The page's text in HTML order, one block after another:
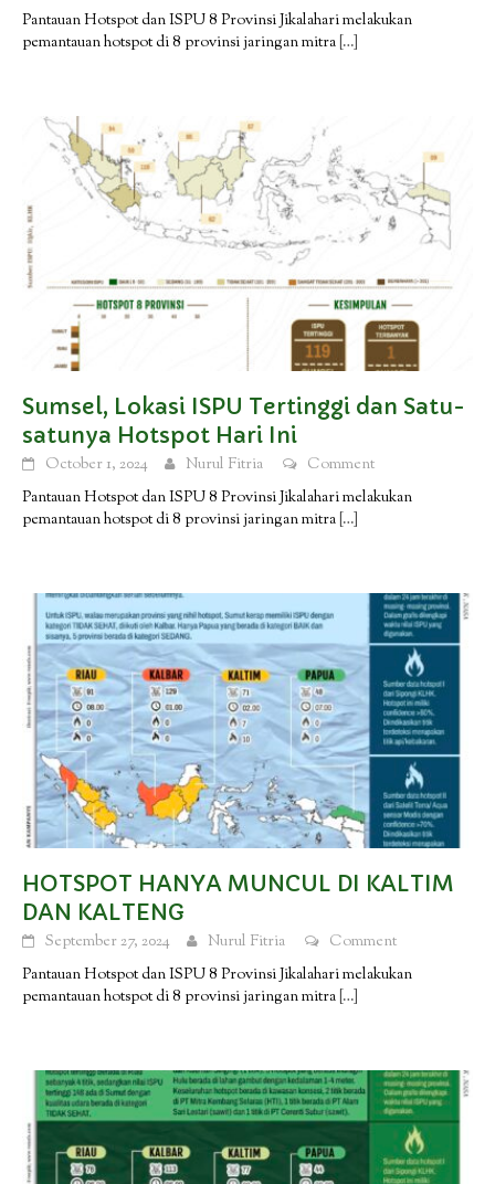
Pantauan Hotspot dan ISPU 8 Provinsi Jikalahari melakukan
pemantauan hotspot di 8 provinsi jaringan mitra […]
Sumsel, Lokasi ISPU Tertinggi dan Satu-
satunya Hotspot Hari Ini
October 1, 2024 Nurul Fitria
Comment
Pantauan Hotspot dan ISPU 8 Provinsi Jikalahari melakukan
pemantauan hotspot di 8 provinsi jaringan mitra […]
HOTSPOT HANYA MUNCUL DI KALTIM
DAN KALTENG
September 27, 2024 Nurul Fitria
Comment
Pantauan Hotspot dan ISPU 8 Provinsi Jikalahari melakukan
pemantauan hotspot di 8 provinsi jaringan mitra […]